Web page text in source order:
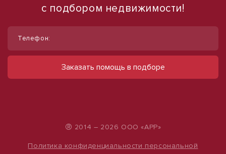
с подбором недвижимости!
Телефон:
Заказать помощь в подборе
® 2014 – 2026 ООО «АРР»
Политика конфиденциальности персональной